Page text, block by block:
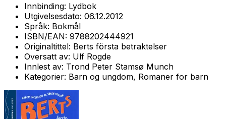
Innbinding: Lydbok
Utgivelsesdato: 06.12.2012
Språk: Bokmål
ISBN/EAN: 9788202444921
Originaltittel: Berts första betraktelser
Oversatt av: Ulf Rogde
Innlest av: Trond Peter Stamsø Munch
Kategorier: Barn og ungdom, Romaner for barn